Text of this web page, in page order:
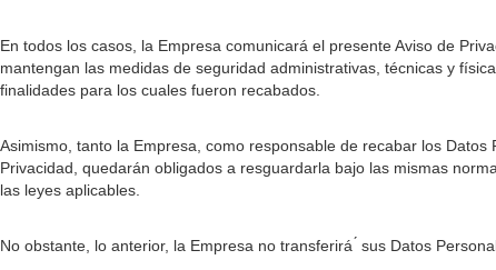
En todos los casos, la Empresa comunicará el presente Aviso de
mantengan las medidas de seguridad administrativas, técnicas y
finalidades para los cuales fueron recabados.
Asimismo, tanto la Empresa, como responsable de recabar los
Privacidad, quedarán obligados a resguardarla bajo las mismas
las leyes aplicables.
No obstante, lo anterior, la Empresa no transferirá ́ sus Datos